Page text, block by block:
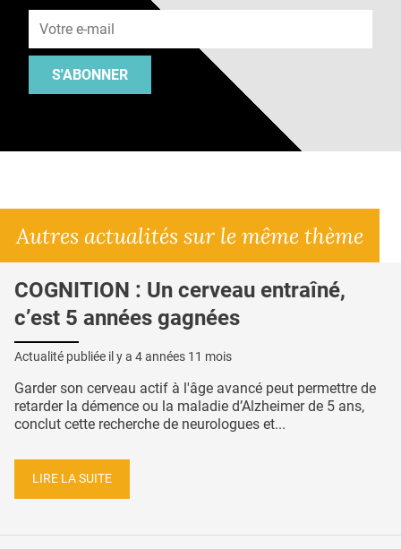
S'ABONNER
Autres actualités sur le même thème
COGNITION : Un cerveau entraîné,
c’est 5 années gagnées
Actualité publiée il y a 4 années 11 mois
Garder son cerveau actif à l'âge avancé peut permettre de
retarder la démence ou la maladie d’Alzheimer de 5 ans,
conclut cette recherche de neurologues et...
LIRE LA SUITE